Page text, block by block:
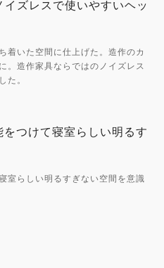
着いた空間に仕上げた。造作のカ
。造作家具ならではのノイズレス
た。
室らしい明るすぎない空間を意識